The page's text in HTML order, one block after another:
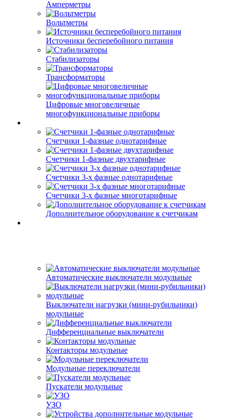
Амперметры
Вольтметры
Источники бесперебойного питания
Стабилизаторы
Трансформаторы
Цифровые многовеличные
многофункциональные приборы
Счетчики 1-фазные однотарифные
Счетчики 1-фазные двухтарифные
Счетчики 3-х фазные однотарифные
Счетчики 3-х фазные многотарифные
Дополнительное оборудование к счетчикам
Автоматические выключатели модульные
Выключатели нагрузки (мини-рубильники)
модульные
Дифференциальные выключатели
Контакторы модульные
Модульные переключатели
Пускатели модульные
УЗО